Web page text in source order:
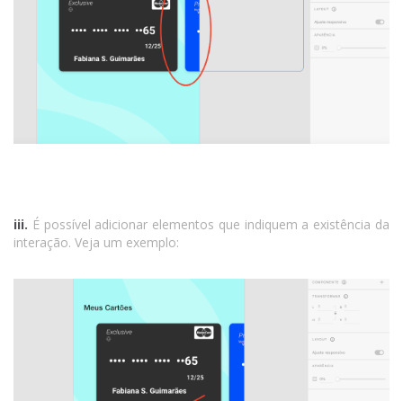
iii. É possível adicionar elementos que indiquem a existência da
interação. Veja um exemplo: